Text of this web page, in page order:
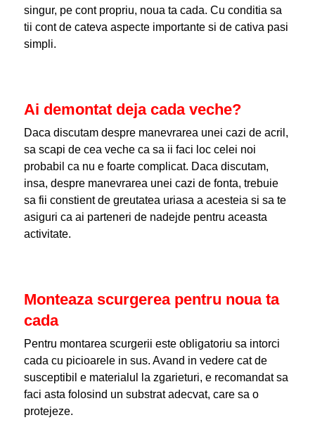
singur, pe cont propriu, noua ta cada. Cu conditia sa
tii cont de cateva aspecte importante si de cativa pasi
simpli.
Ai demontat deja cada veche?
Daca discutam despre manevrarea unei cazi de acril,
sa scapi de cea veche ca sa ii faci loc celei noi
probabil ca nu e foarte complicat. Daca discutam,
insa, despre manevrarea unei cazi de fonta, trebuie
sa fii constient de greutatea uriasa a acesteia si sa te
asiguri ca ai parteneri de nadejde pentru aceasta
activitate.
Monteaza scurgerea pentru noua ta
cada
Pentru montarea scurgerii este obligatoriu sa intorci
cada cu picioarele in sus. Avand in vedere cat de
susceptibil e materialul la zgarieturi, e recomandat sa
faci asta folosind un substrat adecvat, care sa o
protejeze.